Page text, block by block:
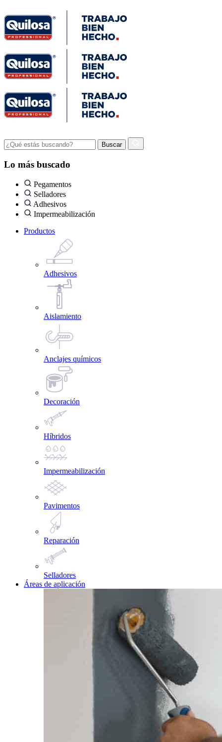
Lo más buscado
Pegamentos
Selladores
Adhesivos
Impermeabilización
Productos
Adhesivos
Aislamiento
Anclajes químicos
Decoración
Híbridos
Impermeabilización
Pavimentos
Reparación
Selladores
Áreas de aplicación